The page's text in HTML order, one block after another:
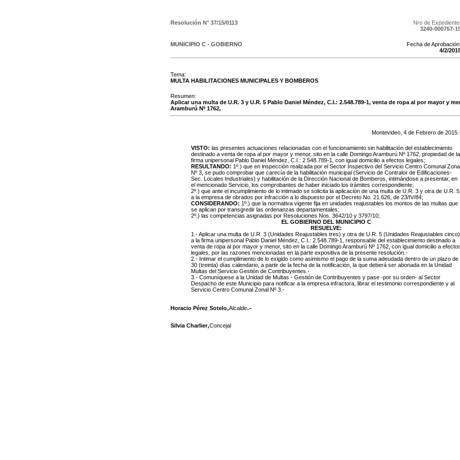
Resolución N° 37/15/0113
Nro de
3240-000757-
MUNICIPIO C - GOBIERNO
Fecha de
4/2/
Tema:
MULTA HABILITACIONES MUNICIPALES Y BOMBEROS
Resumen:
Aplicar una multa de U.R. 3 y U.R. 5 Pablo Daniel Méndez, C.I.: 2.548.789-1, venta de ropa al por mayor y
Aramburú Nº 1762,
Montevideo, 4 de Febrero de 2015
VISTO: las presentes actuaciones relacionadas con el funcionamiento sin habilitación del establecimiento
destinado a venta de ropa al por mayor y menor, sito en la calle Domingo Aramburú Nº 1762, propiedad de la
firma unipersonal Pablo Daniel Méndez, C.I.: 2.548.789-1, con igual domicilio a efectos legales;
RESULTANDO: 1º.) que en inspección realizada por el Sector Inspectivo del Servicio Centro Comunal
Nº 3, se pudo comprobar que carecía de la habilitación municipal (Servicio de Contralor de Edificaciones-
Sec. Locales Industriales) y habilitación de la Dirección Nacional de Bomberos, intimándose a presentar, en
el mencionado Servicio, los comprobantes de haber iniciado los trámites correspondiente;
2º.) que ante el incumplimiento de lo intimado se solicita la aplicación de una multa de U.R. 3 y otra de U.R.
a la empresa de obrados por infracción a lo dispuesto por el Decreto No. 21.626, de 23/IV/84;
CONSIDERANDO: 1º.) que la normativa vigente fija en unidades reajustables los montos de las multas que
se aplican por transgredir las ordenanzas departamentales;
2º.) las competencias asignadas por Resoluciones Nos. 3642/10 y 3797/10;
EL GOBIERNO DEL MUNICIPIO C
RESUELVE:
1.- Aplicar una multa de U.R. 3 (Unidades Reajustables tres) y otra de U.R. 5 (Unidades Reajustables cinco)
a la firma unipersonal Pablo Daniel Méndez, C.I.: 2.548.789-1, responsable del establecimiento destinado a
venta de ropa al por mayor y menor, sito en la calle Domingo Aramburú Nº 1762, con igual domicilio a
legales, por las razones mencionadas en la parte expositiva de la presente resolución.-
2.- Intimar el cumplimiento de lo exigido como asimismo el pago de la suma adeudada dentro de un plazo de
30 (treinta) días calendario, a partir de la fecha de la notificación, la que deberá ser abonada en la Unidad
Multas del Servicio Gestión de Contribuyentes.-
3.- Comuníquese a la Unidad de Multas - Gestión de Contribuyentes y pase -por su orden- al Sector
Despacho de este Municipio para notificar a la empresa infractora, librar el testimonio correspondiente y al
Servicio Centro Comunal Zonal Nº 3.-
Horacio Pérez Sotelo,Alcalde.-
Silvia Charlier,Concejal